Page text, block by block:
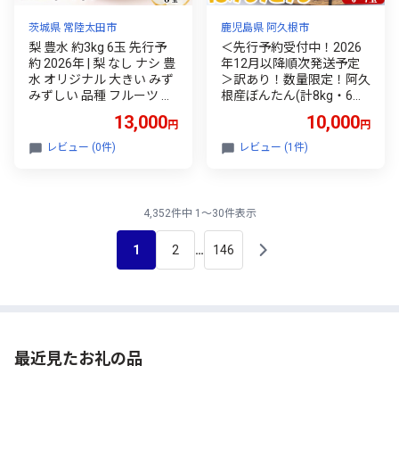
茨城県 常陸太田市
梨 豊水 約3kg 6玉 先行予
約 2026年 | 梨 なし ナシ 豊
水 オリジナル 大きい みず
みずしい 品種 フルーツ 産
お取り寄せ デザート ギフ
ト 風味豊か 大玉 香り 上品
13,000円
レビュー (0件)
鹿児島県 阿久根市
＜先行予約受付中！2026
年12月以降順次発送予定
＞訳あり！数量限定！阿久
根産ぼんたん(計8kg・6～
物 期間限定 文旦 訳アリ 不
揃い【あくね旬の店いきい
10,000円
レビュー (1件)
4,352件中 1～30件表示
1 2 … 146
最近見たお礼の品